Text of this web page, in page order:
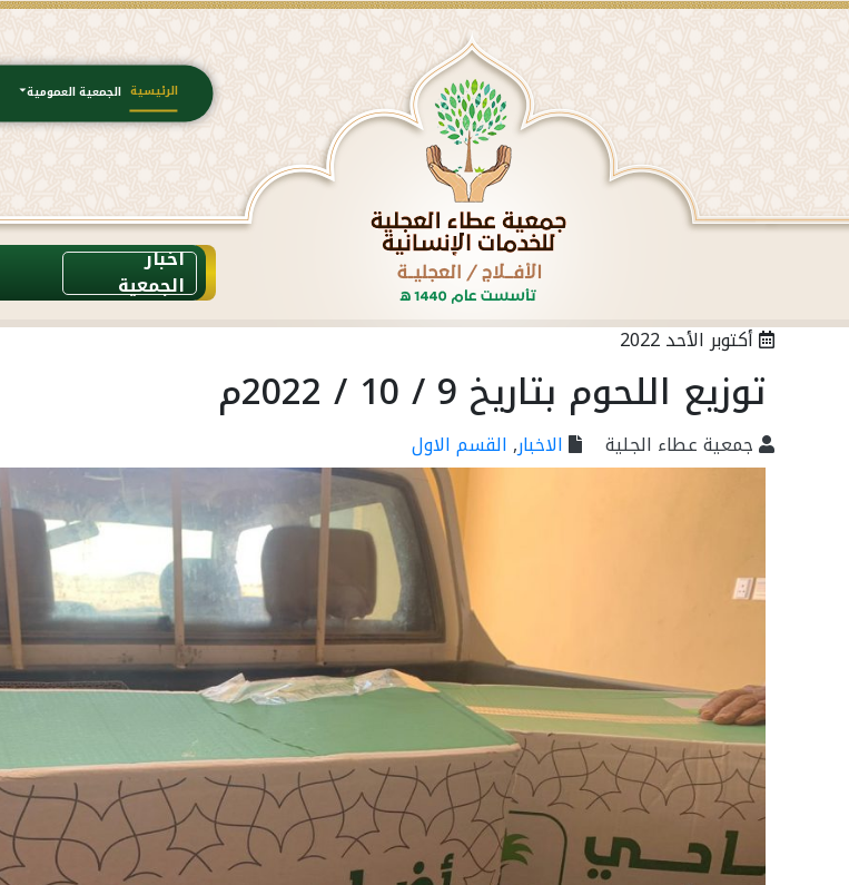
الرئيسية الجمعية العمومية
اخبار
الجمعية تمت اليوم الثلاثاء الموافق ١٤٤١/١١/٢٣ زيارة ممثلي التنمية الاجتماعية بالافلاج
أكتوبر الأحد 2022
توزيع اللحوم بتاريخ 9 / 10 / 2022م
جمعية عطاء الجلية الاخبار,القسم الاول